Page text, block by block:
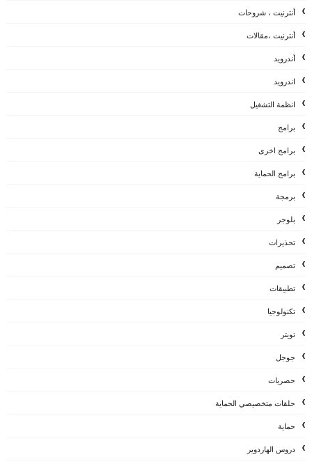
أنترنيت ، شروحات
أنترنيت ،مقالات
أندرويد
اندرويد
انظمة التشغيل
برامج
برامج اخرى
برامج الحماية
برمجة
بلوجر
تحذيرات
تصميم
تطبيقات
تكنولوجيا
تويتر
جوجل
حصريات
حلقات متخصيصي الحماية
حماية
دروس الهاردوير